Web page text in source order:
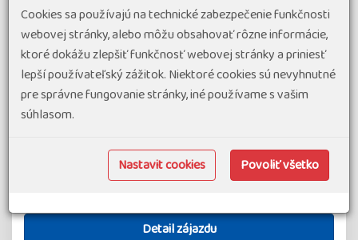
Trentino je jedna z nejpestřejších turistických oblastí
Italských Dolomit. Nad romantickými jezery se hrdě tyčí
horské velikány, horská městečka a vesnice jsou protkána
hluboce zaříznutými údolími. Je to ideální poloha pro
poznání úžasných scenérií…
#Pohodové týždne v Alpách
od851 €
Detail zájazdu
Cookies sa používajú na technické zabezpečenie funkčnosti
webovej stránky, alebo môžu obsahovať rôzne informácie,
ktoré dokážu zlepšiť funkčnosť webovej stránky a priniesť
lepší používateľský zážitok. Niektoré cookies sú nevyhnutné
pre správne fungovanie stránky, iné používame s vašim
súhlasom.
Nastavit cookies Povoliť všetko